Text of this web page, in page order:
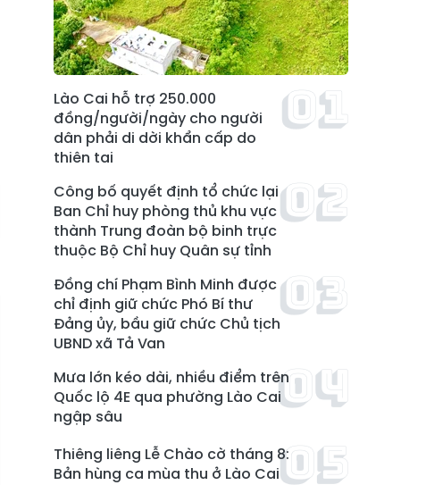
Lào Cai hỗ trợ 250.000
đồng/người/ngày cho người
dân phải di dời khẩn cấp do
thiên tai
Công bố quyết định tổ chức lại
Ban Chỉ huy phòng thủ khu vực
thành Trung đoàn bộ binh trực
thuộc Bộ Chỉ huy Quân sự tỉnh
Đồng chí Phạm Bình Minh được
chỉ định giữ chức Phó Bí thư
Đảng ủy, bầu giữ chức Chủ tịch
UBND xã Tả Van
Mưa lớn kéo dài, nhiều điểm trên
Quốc lộ 4E qua phường Lào Cai
ngập sâu
Thiêng liêng Lễ Chào cờ tháng 8:
Bản hùng ca mùa thu ở Lào Cai